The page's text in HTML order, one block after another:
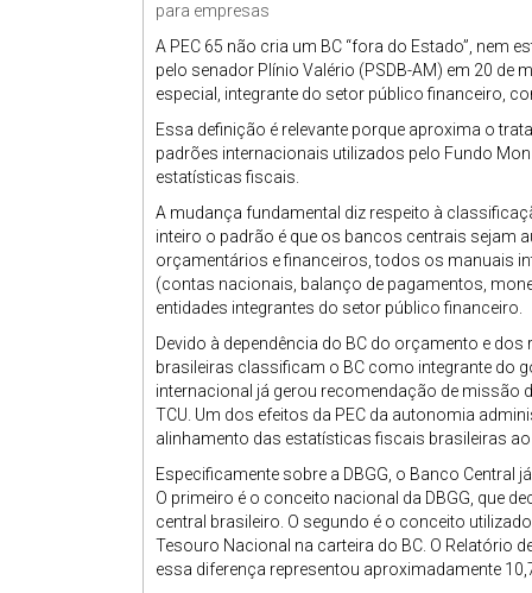
para empresas
A PEC 65 não cria um BC “fora do Estado”, nem
pelo senador Plínio Valério (PSDB-AM) em 20 de
especial, integrante do setor público financeiro,
Essa definição é relevante porque aproxima o
padrões internacionais utilizados pelo Fundo
estatísticas fiscais.
A mudança fundamental diz respeito à
inteiro o padrão é que os bancos centrais
orçamentários e financeiros, todos os manuais
(contas nacionais, balanço de pagamentos,
entidades integrantes do setor público financeiro.
Devido à dependência do BC do orçamento e
brasileiras classificam o BC como integrante do
internacional já gerou recomendação de missão
TCU. Um dos efeitos da PEC da autonomia
alinhamento das estatísticas fiscais brasileiras
Especificamente sobre a DBGG, o Banco
O primeiro é o conceito nacional da DBGG, que
central brasileiro. O segundo é o conceito
Tesouro Nacional na carteira do BC. O Relatório
essa diferença representou aproximadamente